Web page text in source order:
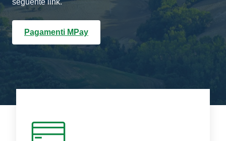
seguente link.
Pagamenti MPay